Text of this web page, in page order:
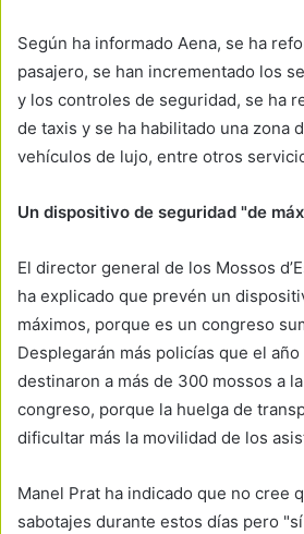
Según ha informado Aena, se ha
pasajero, se han incrementado los
y los controles de seguridad, se ha
de taxis y se ha habilitado una zona
vehículos de lujo, entre otros
Un dispositivo de seguridad "de
El director general de los Mossos
ha explicado que prevén un
máximos, porque es un congreso
Desplegarán más policías que el
destinaron a más de 300 mossos a
congreso, porque la huelga de
dificultar más la movilidad de los
Manel Prat ha indicado que no cree
sabotajes durante estos días pero